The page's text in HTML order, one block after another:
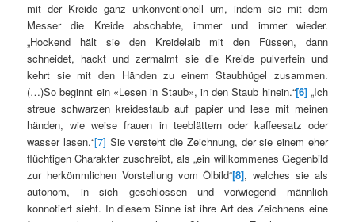
mit der Kreide ganz unkonventionell um, indem sie mit dem
Messer die Kreide abschabte, immer und immer wieder.
„Hockend hält sie den Kreidelaib mit den Füssen, dann
schneidet, hackt und zermalmt sie die Kreide pulverfein und
kehrt sie mit den Händen zu einem Staubhügel zusammen.
(…)So beginnt ein «Lesen in Staub», in den Staub hinein.“[6]„Ich
streue schwarzen kreidestaub auf papier und lese mit meinen
händen, wie weise frauen in teeblättern oder kaffeesatz oder
wasser lasen.“[7] Sie versteht die Zeichnung, der sie einem eher
flüchtigen Charakter zuschreibt, als „ein willkommenes Gegenbild
zur herkömmlichen Vorstellung vom Ölbild“[8], welches sie als
autonom, in sich geschlossen und vorwiegend männlich
konnotiert sieht. In diesem Sinne ist ihre Art des Zeichnens eine